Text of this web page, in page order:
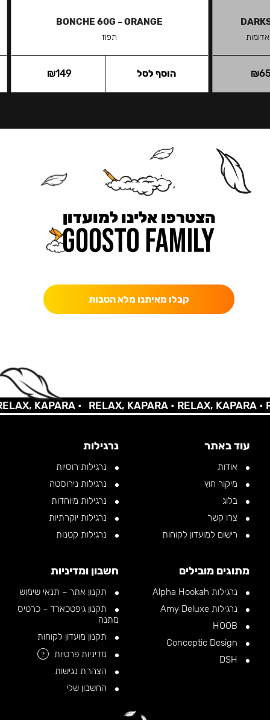
₪
BONCHE 60G – ORANGE
תפוז
₪149 הוסף לסל
הצטרפו אלינו למועדון
קבלו מאיתנו מלא הטבות
KAPARA • RELAX, KAPARA •RELAX, KAPARA •
עוד באתר
אודות
מיקור חוץ
בלוג
צרו קשר
רישום למועדון לקוחות
נרגילות
נרגילות רוסיות
נרגילות נירוסטה
נרגילות מיוחדות
נרגילות יוקרתיות
נרגילות קטנות
מתוגים מובילים
נרגילות Alpha Hookah
נרגילות Amy Deluxe
חשבון ומדיניות
תקנון אתר – תנאי שימוש
תקנון גיפטכארד – כרטיס
מתנה
תקנון מועדון לקוחות
מדיניות פרטיות
?
הצהרת נגישות
החשבון שלי